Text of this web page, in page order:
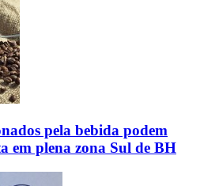
pela bebida podem
em plena zona Sul de BH